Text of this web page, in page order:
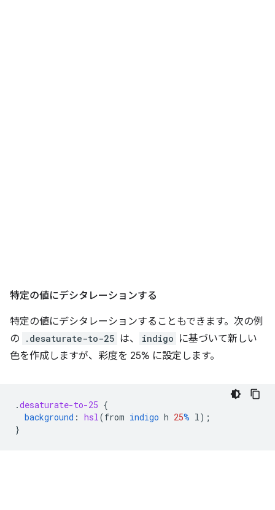
特定の値にデシタレーションする
特定の値にデシタレーションすることもできます。次の例
の
.desaturate-to-25 は、 indigo に基づいて新しい
色を作成しますが、彩度を 25% に設定します。
.desaturate-to-25 {
background : hsl (from indigo h 25% l );
}